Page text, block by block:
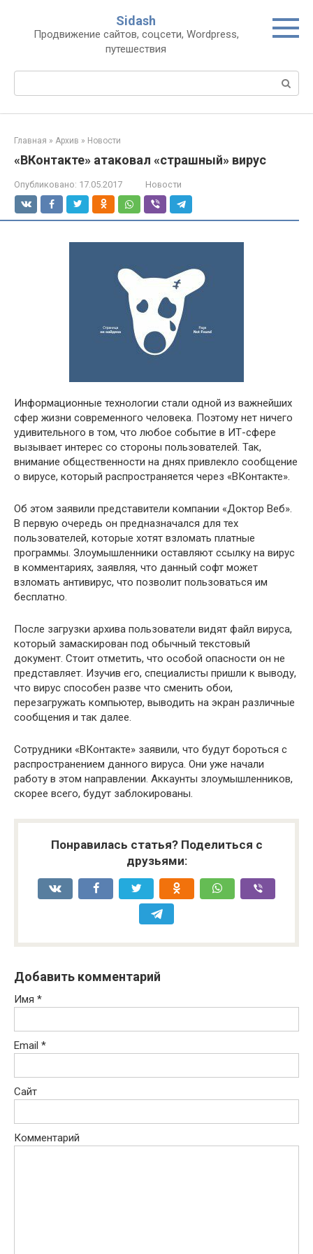
контенту
Sidash
Продвижение сайтов, соцсети, Wordpress,
путешествия
Главная » Архив » Новости
«ВКонтакте» атаковал «страшный» вирус
Опубликовано: 17.05.2017 Новости
Информационные технологии стали одной из важнейших
сфер жизни современного человека. Поэтому нет ничего
удивительного в том, что любое событие в ИТ-сфере
вызывает интерес со стороны пользователей. Так,
внимание общественности на днях привлекло сообщение
о вирусе, который распространяется через «ВКонтакте».
Об этом заявили представители компании «Доктор Веб».
В первую очередь он предназначался для тех
пользователей, которые хотят взломать платные
программы. Злоумышленники оставляют ссылку на вирус
в комментариях, заявляя, что данный софт может
взломать антивирус, что позволит пользоваться им
бесплатно.
После загрузки архива пользователи видят файл вируса,
который замаскирован под обычный текстовый
документ. Стоит отметить, что особой опасности он не
представляет. Изучив его, специалисты пришли к выводу,
что вирус способен разве что сменить обои,
перезагружать компьютер, выводить на экран различные
сообщения и так далее.
Сотрудники «ВКонтакте» заявили, что будут бороться с
распространением данного вируса. Они уже начали
работу в этом направлении. Аккаунты злоумышленников,
скорее всего, будут заблокированы.
Понравилась статья? Поделиться с
друзьями:
Добавить комментарий
Имя *
Email *
Сайт
Комментарий